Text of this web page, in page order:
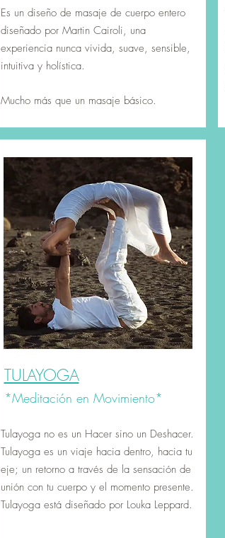
Es un diseño de masaje de cuerpo entero
diseñado por Martin Cairoli, una
experiencia nunca vivida, suave, sensible,
intuitiva y holística.
Mucho más que un masaje básico.
TULAYOGA
*Meditación en Movimiento*
Tulayoga no es un Hacer sino un Deshacer.
Tulayoga es un viaje hacia dentro, hacia tu
eje; un retorno a través de la sensación de
unión con tu cuerpo y el momento presente.
Tulayoga está diseñado por Louka Leppard.